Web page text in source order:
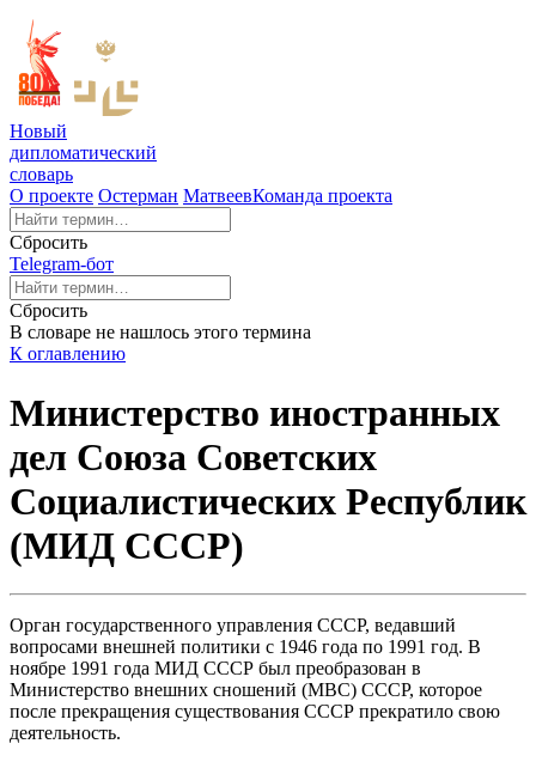
Новый
дипломатический
словарь
О проекте Остерман МатвеевКоманда проекта
Сбросить
Telegram-бот
Сбросить
В словаре не нашлось этого термина
К оглавлению
Министерство иностранных
дел Союза Советских
Социалистических Республик
(МИД СССР)
Орган государственного управления СССР, ведавший
вопросами внешней политики с 1946 года по 1991 год. В
ноябре 1991 года МИД СССР был преобразован в
Министерство внешних сношений (МВС) СССР, которое
после прекращения существования СССР прекратило свою
деятельность.